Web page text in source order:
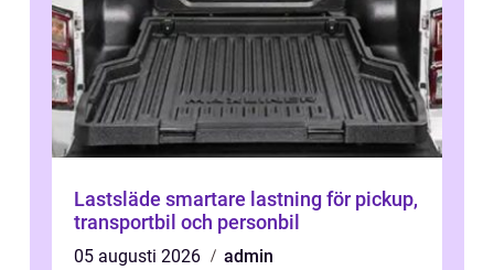
Lastsläde smartare lastning för pickup,
transportbil och personbil
05 augusti 2026
admin